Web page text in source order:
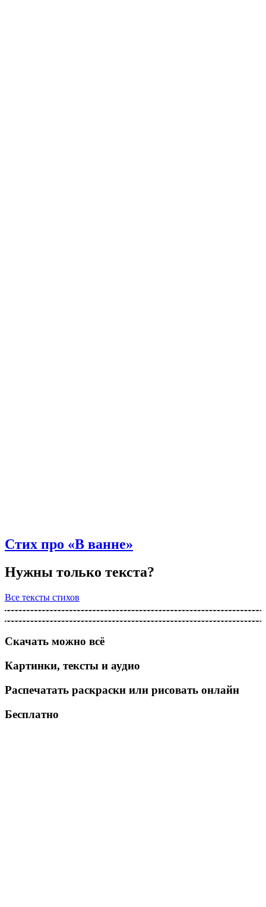
Стих про «В ванне»
Нужны только текста?
Все тексты стихов
Скачать можно всё
Картинки, тексты и аудио
Распечатать раскраски или рисовать онлайн
Бесплатно